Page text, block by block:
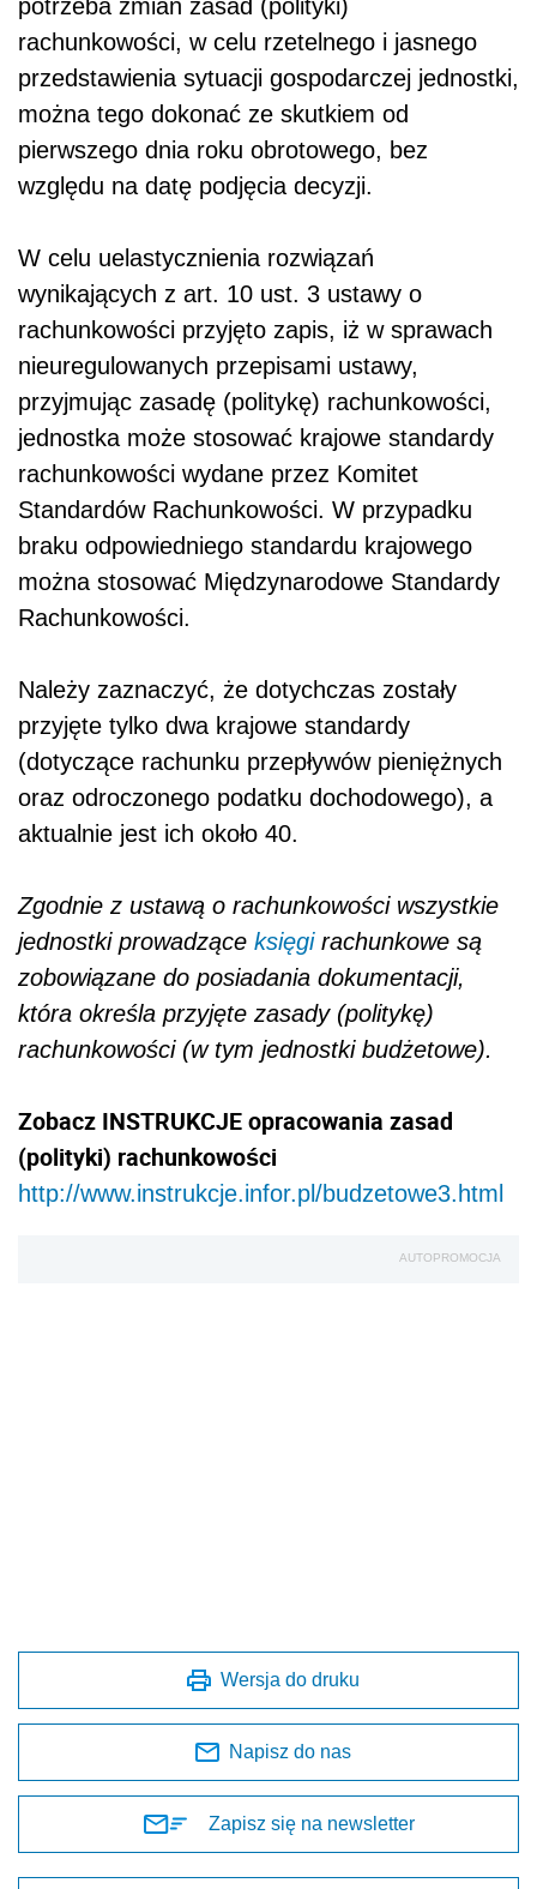
potrzeba zmian zasad (polityki)
rachunkowości, w celu rzetelnego i jasnego
przedstawienia sytuacji gospodarczej jednostki,
można tego dokonać ze skutkiem od
pierwszego dnia roku obrotowego, bez
względu na datę podjęcia decyzji.
W celu uelastycznienia rozwiązań
wynikających z art. 10 ust. 3 ustawy o
rachunkowości przyjęto zapis, iż w sprawach
nieuregulowanych przepisami ustawy,
przyjmując zasadę (politykę) rachunkowości,
jednostka może stosować krajowe standardy
rachunkowości wydane przez Komitet
Standardów Rachunkowości. W przypadku
braku odpowiedniego standardu krajowego
można stosować Międzynarodowe Standardy
Rachunkowości.
Należy zaznaczyć, że dotychczas zostały
przyjęte tylko dwa krajowe standardy
(dotyczące rachunku przepływów pieniężnych
oraz odroczonego podatku dochodowego), a
aktualnie jest ich około 40.
Zgodnie z ustawą o rachunkowości wszystkie
jednostki prowadzące księgirachunkowe są
zobowiązane do posiadania dokumentacji,
która określa przyjęte zasady (politykę)
rachunkowości (w tym jednostki budżetowe).
Zobacz INSTRUKCJE opracowania zasad
(polityki) rachunkowości
http://www.instrukcje.infor.pl/budzetowe3.html
AUTOPROMOCJA
Wersja do druku
Napisz do nas
Zapisz się na newsletter